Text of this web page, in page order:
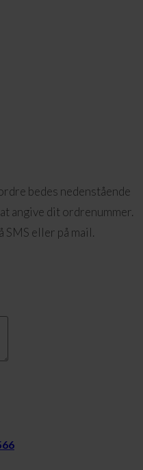
bedes nedenstående
angive dit ordrenummer.
eller på mail.